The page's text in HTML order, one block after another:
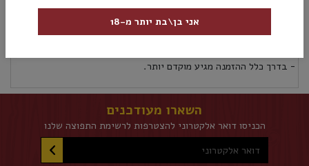
מק”ט:7501035042902
- בדרך כלל ההזמנה מגיע מוקדם יותר.
השארו מעודכנים
הכניסו דואר אלקטרוני להצטרפות לרשימת התפוצה שלנו
דואר אלקטרוני
אני בן\בת יותר מ-18